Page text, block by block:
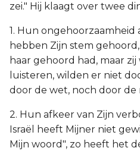
zei." Hij klaagt over twee
1. Hun ongehoorzaamheid
hebben Zijn stem
haar gehoord had, maar
luisteren, wilden er niet
door de wet, noch door de
2. Hun afkeer van Zijn
Israël heeft Mijner niet
Mijn woord", zo heeft het